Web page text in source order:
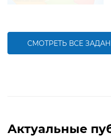
СМОТРЕТЬ ВСЕ
Актуальные